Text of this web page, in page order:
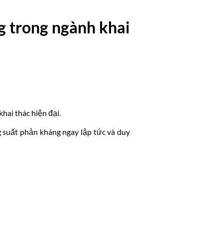
trong ngành khai
thác hiện đại.
phản kháng ngay lập tức và duy